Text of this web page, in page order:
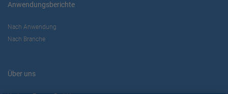
Anwendungsberichte
Nach Anwendung
Nach Branche
Über uns